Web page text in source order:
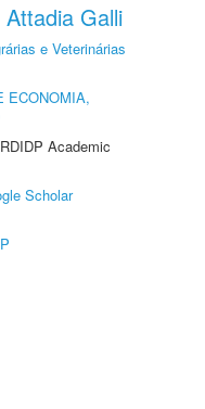
Galli
e Veterinárias
ECONOMIA,
Academic
Scholar